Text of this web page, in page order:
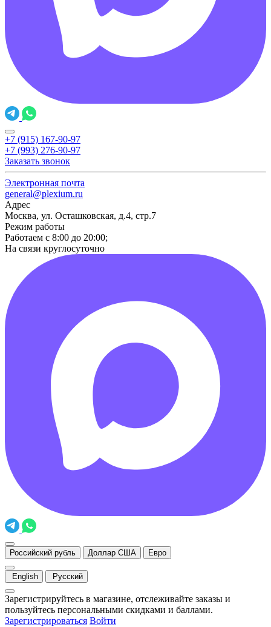
+7 (915) 167-90-97
+7 (993) 276-90-97
Заказать звонок
Электронная почта
general@plexium.ru
Адрес
Москва, ул. Осташковская, д.4, стр.7
Режим работы
Работаем с 8:00 до 20:00;
На связи круглосуточно
Российский рубль Доллар США Евро
English Русский
Зарегистрируйтесь в магазине, отслеживайте заказы и
пользуйтесь персональными скидками и баллами.
Зарегистрироваться Войти